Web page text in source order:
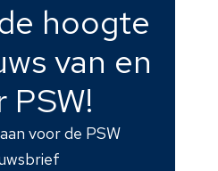
hoogte
van en
PSW!
voor de PSW